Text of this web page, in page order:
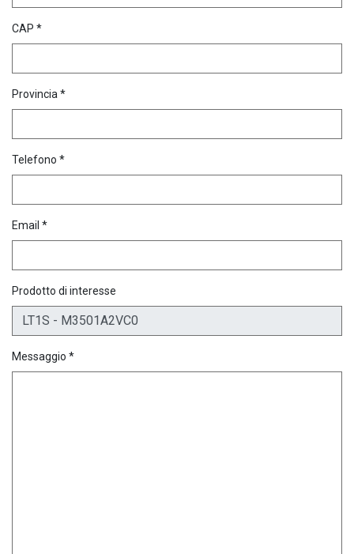
CAP *
Provincia *
Telefono *
Email *
Prodotto di interesse
Messaggio *